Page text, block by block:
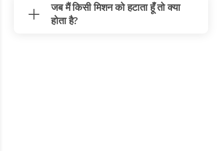
जब मैं किसी मिशन को हटाता हूँ तो क्या
होता है?